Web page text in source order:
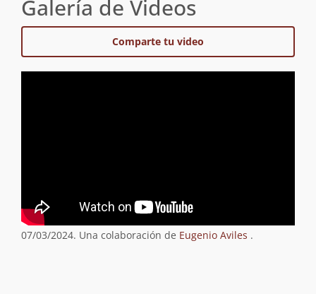
Galería de Videos
Comparte tu video
07/03/2024. Una colaboración de Eugenio Aviles .